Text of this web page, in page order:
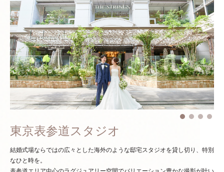
東京表参道スタジオ
結婚式場ならではの広々とした海外のような邸宅スタジオを貸し切り、特別
なひと時を。